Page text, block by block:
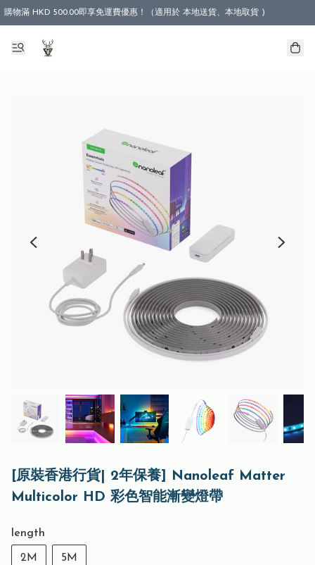
購物滿 HKD 500.00即享免運費優惠！（適用於 本地送貨、本地取貨 )
[原裝香港行貨| 2年保養] Nanoleaf Matter
Multicolor HD 彩色智能漸變燈帶
length
2M 5M